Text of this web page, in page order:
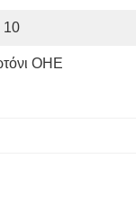
10
ΟΗΕ